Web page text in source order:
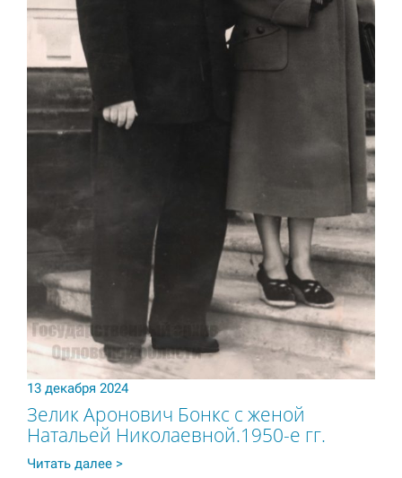
13 декабря 2024
Зелик Аронович Бонкс с женой
Натальей Николаевной.1950-е гг.
Читать далее >